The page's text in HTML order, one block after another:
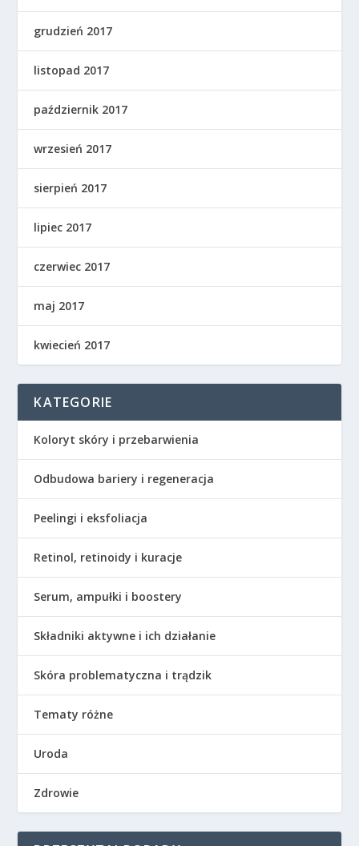
grudzień 2017
listopad 2017
październik 2017
wrzesień 2017
sierpień 2017
lipiec 2017
czerwiec 2017
maj 2017
kwiecień 2017
KATEGORIE
Koloryt skóry i przebarwienia
Odbudowa bariery i regeneracja
Peelingi i eksfoliacja
Retinol, retinoidy i kuracje
Serum, ampułki i boostery
Składniki aktywne i ich działanie
Skóra problematyczna i trądzik
Tematy różne
Uroda
Zdrowie